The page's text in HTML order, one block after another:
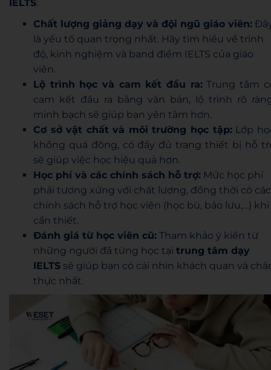
IELTS:
Chất lượng giảng dạy và đội ngũ giáo viên:
là yếu tố quan trọng nhất. Hãy tìm hiểu về trình
độ, kinh nghiệm và band điểm IELTS của giáo
viên.
Lộ trình học và cam kết đầu ra:Trung tâm
cam kết đầu ra bằng văn bản, lộ trình rõ
minh bạch sẽ giúp bạn yên tâm hơn.
Cơ sở vật chất và môi trường học tập:Lớp
không quá đông, có đầy đủ trang thiết bị hỗ
sẽ giúp việc học hiệu quả hơn.
Học phí và các chính sách hỗ trợ: Mức học phí
phải tương xứng với chất lượng, đồng thời có các
chính sách hỗ trợ học viên (học bù, bảo lưu,…) khi
cần thiết.
Đánh giá từ học viên cũ: Tham khảo ý kiến từ
những người đã từng học tại trung tâm dạy
IELTS sẽ giúp bạn có cái nhìn khách quan và
thực nhất.